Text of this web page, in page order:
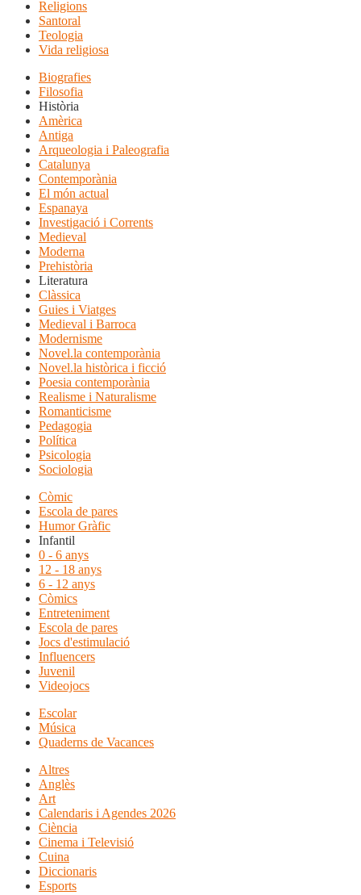
Religions
Santoral
Teologia
Vida religiosa
Biografies
Filosofia
Història
Amèrica
Antiga
Arqueologia i Paleografia
Catalunya
Contemporània
El món actual
Espanaya
Investigació i Corrents
Medieval
Moderna
Prehistòria
Literatura
Clàssica
Guies i Viatges
Medieval i Barroca
Modernisme
Novel.la contemporània
Novel.la històrica i ficció
Poesia contemporània
Realisme i Naturalisme
Romanticisme
Pedagogia
Política
Psicologia
Sociologia
Còmic
Escola de pares
Humor Gràfic
Infantil
0 - 6 anys
12 - 18 anys
6 - 12 anys
Còmics
Entreteniment
Escola de pares
Jocs d'estimulació
Influencers
Juvenil
Videojocs
Escolar
Música
Quaderns de Vacances
Altres
Anglès
Art
Calendaris i Agendes 2026
Ciència
Cinema i Televisió
Cuina
Diccionaris
Esports